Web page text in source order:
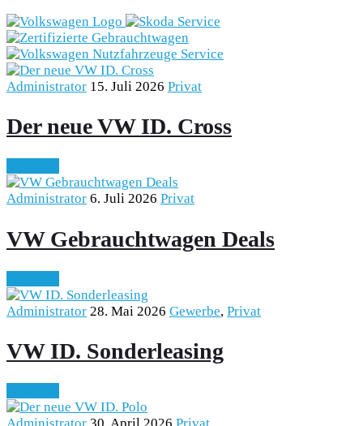
Administrator 15. Juli 2026 Privat
Der neue VW ID. Cross
Administrator 6. Juli 2026 Privat
VW Gebrauchtwagen Deals
Administrator 28. Mai 2026 Gewerbe, Privat
VW ID. Sonderleasing